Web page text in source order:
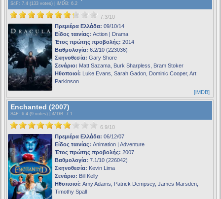
S4F : 7.4 (133 votes) | iMDB: 6.2
7.3/10
Πρεμιέρα Ελλάδα: 09/10/14
Είδος ταινίας: Action | Drama
Έτος πρώτης προβολής: 2014
Βαθμολογία: 6.2/10 (223036)
Σκηνοθεσία: Gary Shore
Σενάριο: Matt Sazama, Burk Sharpless, Bram Stoker
Ηθοποιοί: Luke Evans, Sarah Gadon, Dominic Cooper, Art
Parkinson
[iMDB]
Enchanted (2007)
S4F : 6.4 (9 votes) | iMDB: 7.1
6.9/10
Πρεμιέρα Ελλάδα: 06/12/07
Είδος ταινίας: Animation | Adventure
Έτος πρώτης προβολής: 2007
Βαθμολογία: 7.1/10 (226042)
Σκηνοθεσία: Kevin Lima
Σενάριο: Bill Kelly
Ηθοποιοί: Amy Adams, Patrick Dempsey, James Marsden,
Timothy Spall